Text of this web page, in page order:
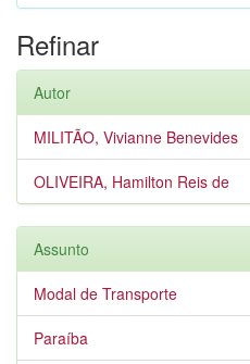
Refinar
Autor
MILITÃO, Vivianne Benevides
OLIVEIRA, Hamilton Reis de
Assunto
Modal de Transporte
Paraíba